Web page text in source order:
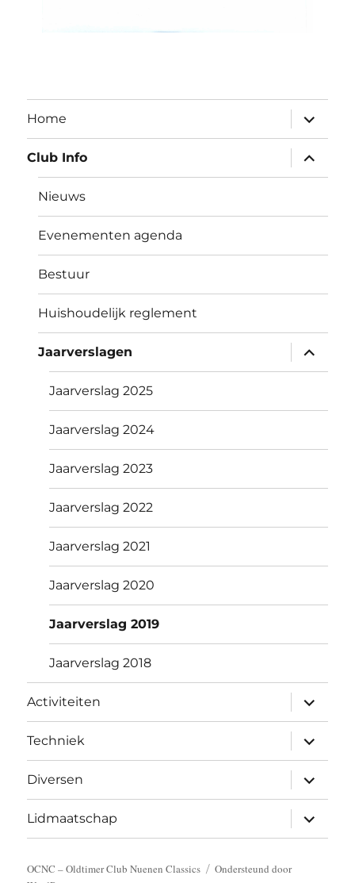
Home
Club Info
Nieuws
Evenementen agenda
Bestuur
Huishoudelijk reglement
Jaarverslagen
Jaarverslag 2025
Jaarverslag 2024
Jaarverslag 2023
Jaarverslag 2022
Jaarverslag 2021
Jaarverslag 2020
Jaarverslag 2019
Jaarverslag 2018
Activiteiten
Techniek
Diversen
Lidmaatschap
OCNC – Oldtimer Club Nuenen Classics
Ondersteund door